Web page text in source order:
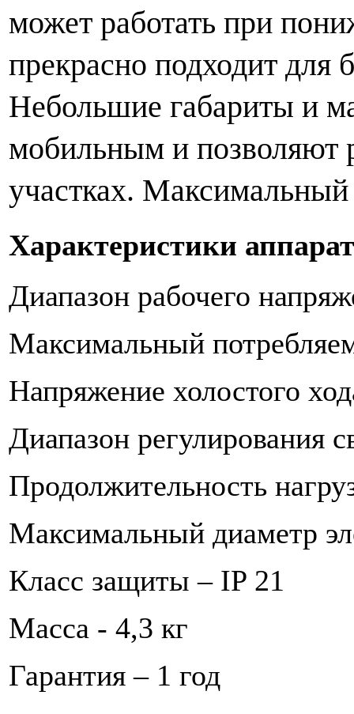
может работать при
прекрасно подходит для
Небольшие габариты и
мобильным и позволяют
участках. Максимальный
Характеристики
Диапазон рабочего
Максимальный
Напряжение холостого
Диапазон регулирования
Продолжительность
Максимальный диаметр
Класс защиты – IP 21
Масса - 4,3 кг
Гарантия – 1 год